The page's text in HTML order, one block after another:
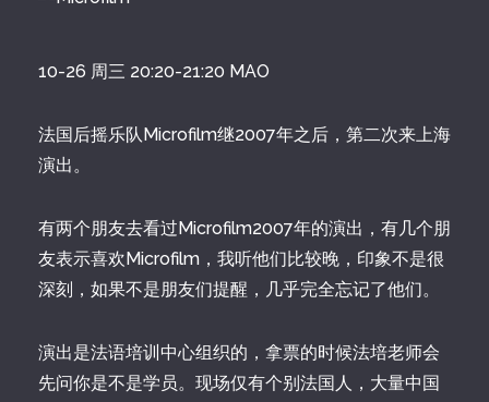
10-26 周三 20:20-21:20 MAO
法国后摇乐队Microfilm继2007年之后，第二次来上海
演出。
有两个朋友去看过Microfilm2007年的演出，有几个朋
友表示喜欢Microfilm，我听他们比较晚，印象不是很
深刻，如果不是朋友们提醒，几乎完全忘记了他们。
演出是法语培训中心组织的，拿票的时候法培老师会
先问你是不是学员。现场仅有个别法国人，大量中国